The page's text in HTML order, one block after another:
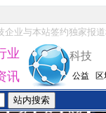
企业与本站签约独家报
业
讯
科技
公益